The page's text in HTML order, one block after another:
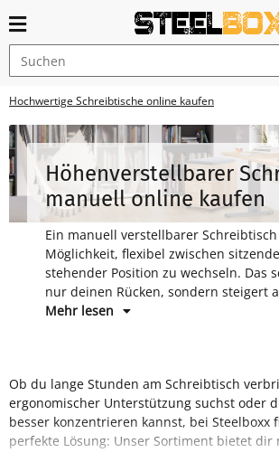
Hochwertige Schreibtische online kaufen
Höhenverstellbarer
manuell online kaufen
Ein manuell verstellbarer
Möglichkeit, flexibel zwischen
stehender Position zu wechseln. Das
nur deinen Rücken, sondern steigert
Produktivität.
Mehr lesen
Ob du lange Stunden am Schreibtisch
ergonomischer Unterstützung suchst oder
besser konzentrieren kannst, bei Steelboxx
perfekte Lösung: Unser Sortiment bietet dir
verstellbare Schreibtische in verschiedenen